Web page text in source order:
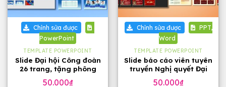
Chỉnh sửa được
PowerPoint
TEMPLATE POWERPOINT
Slide Đại hội Công đoàn
26 trang, tặng phông
50.000₫
Chỉnh sửa được
PPT,
Word
TEMPLATE POWERPOINT
Slide báo cáo viên tuyên
truyền Nghị quyết Đại
50.000₫